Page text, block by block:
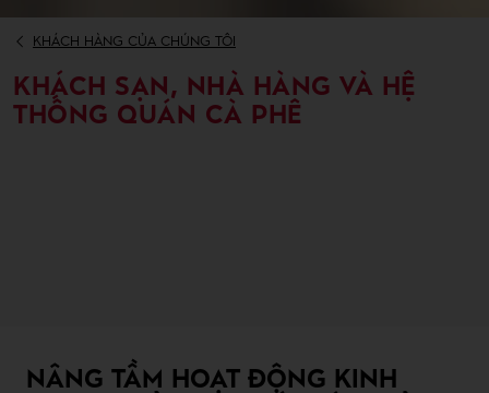
KHÁCH HÀNG CỦA CHÚNG TÔI
KHÁCH SẠN, NHÀ HÀNG VÀ HỆ
THỐNG QUÁN CÀ PHÊ
NÂNG TẦM HOẠT ĐỘNG KINH